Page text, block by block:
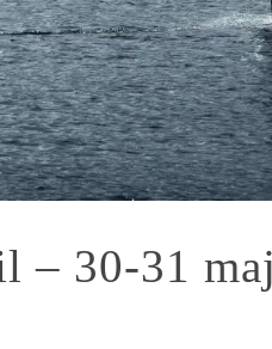
– 30-31